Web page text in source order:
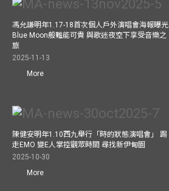
馮允謙明年1.17-18首次個人戶外演唱會海報曝光
Blue Moon般難能可貴 與歌迷夜空下享受音樂之
旅
2025-11-13
More
陳健安明年1.10西九舉行「時的狀態演唱會」 踢
走EMO 變E人掌控觀眾時間 尋找新伊甸園
2025-10-30
More